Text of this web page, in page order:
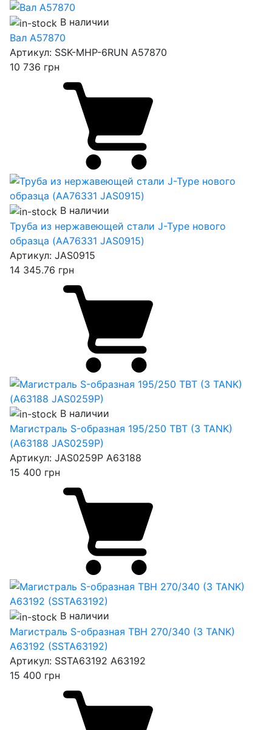
В наличии
Вал A57870
Артикул: SSK-MHP-6RUN A57870
10 736 грн
В наличии
Труба из нержавеющей стали J-Type нового
образца (AA76331 JAS0915)
Артикул: JAS0915
14 345.76 грн
В наличии
Магистраль S-образная 195/250 TBT (3 TANK)
(A63188 JAS0259P)
Артикул: JAS0259P A63188
15 400 грн
В наличии
Магистраль S-образная TBH 270/340 (3 TANK)
A63192 (SSTA63192)
Артикул: SSTA63192 A63192
15 400 грн